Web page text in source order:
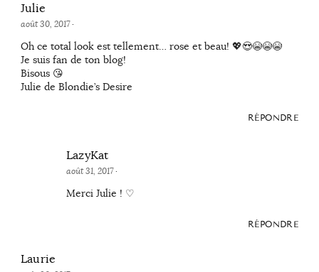
Julie
août 30, 2017·
Oh ce total look est tellement… rose et beau! 💖😍😭😭😭
Je suis fan de ton blog!
Bisous 😘
Julie de Blondie’s Desire
RÉPONDRE
LazyKat
août 31, 2017·
Merci Julie ! ♡
RÉPONDRE
Laurie